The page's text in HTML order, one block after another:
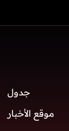
جدول
موقع الأخبار